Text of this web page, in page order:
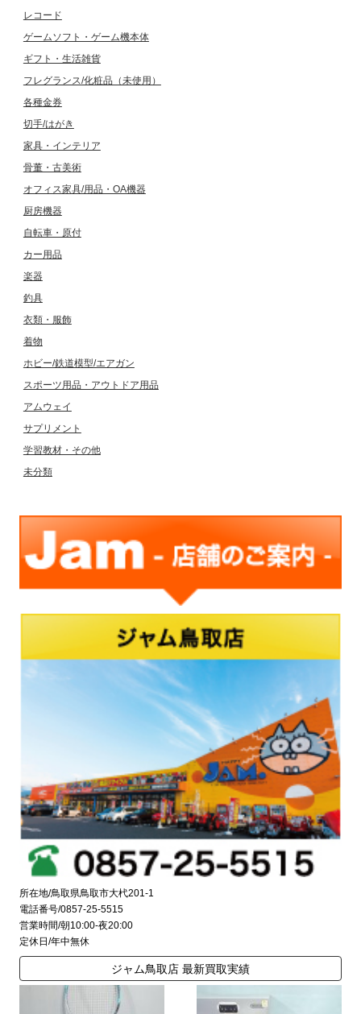
レコード
ゲームソフト・ゲーム機本体
ギフト・生活雑貨
フレグランス/化粧品（未使用）
各種金券
切手/はがき
家具・インテリア
骨董・古美術
オフィス家具/用品・OA機器
厨房機器
自転車・原付
カー用品
楽器
釣具
衣類・服飾
着物
ホビー/鉄道模型/エアガン
スポーツ用品・アウトドア用品
アムウェイ
サプリメント
学習教材・その他
未分類
所在地/鳥取県鳥取市大杙201-1
電話番号/0857-25-5515
営業時間/朝10:00-夜20:00
定休日/年中無休
ジャム鳥取店 最新買取実績